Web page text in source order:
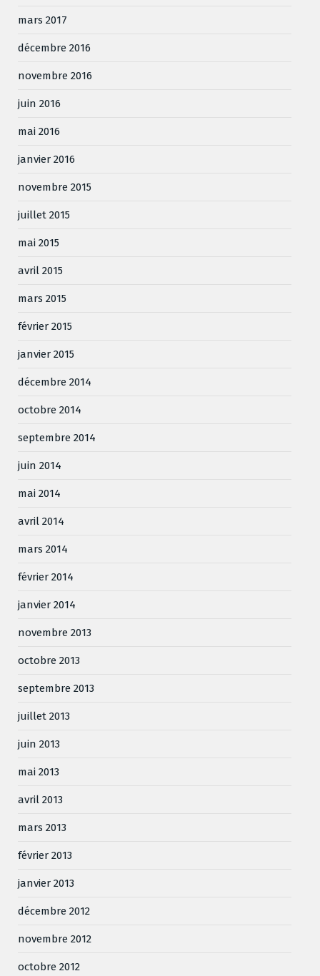
mars 2017
décembre 2016
novembre 2016
juin 2016
mai 2016
janvier 2016
novembre 2015
juillet 2015
mai 2015
avril 2015
mars 2015
février 2015
janvier 2015
décembre 2014
octobre 2014
septembre 2014
juin 2014
mai 2014
avril 2014
mars 2014
février 2014
janvier 2014
novembre 2013
octobre 2013
septembre 2013
juillet 2013
juin 2013
mai 2013
avril 2013
mars 2013
février 2013
janvier 2013
décembre 2012
novembre 2012
octobre 2012